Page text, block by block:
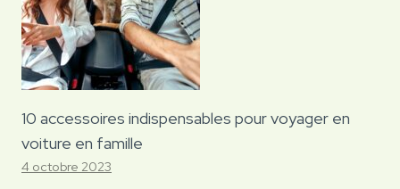
10 accessoires indispensables pour voyager en
voiture en famille
4 octobre 2023